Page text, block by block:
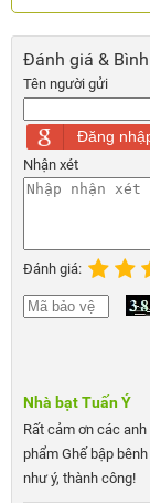
Đánh giá &
Tên người gửi
Đăng
Nhận xét
Đánh giá:
Nhà bạt Tuấn Ý
Rất cảm ơn các
phẩm Ghế bập
như ý, thành công!